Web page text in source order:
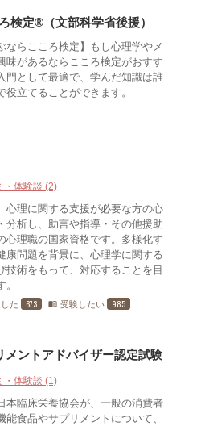
検定®（文部科学省後援）
ならこころ検定】もし心理学やメ
味があるならこころ検定がおすす
門として最適で、学んだ知識は誰
役立てることができます。
・体験談 (2)
心理に関する支援が必要な方の心
分析し、助言や指導・その他援助
心理職の国家資格です。多様化す
康問題を背景に、心理学に関する
技術をもって、対応することを目
た 673 menu_book 受験したい 985
メントアドバイザー認定試験
・体験談 (1)
本臨床栄養協会が、一般の消費者
能食品やサプリメントについて、